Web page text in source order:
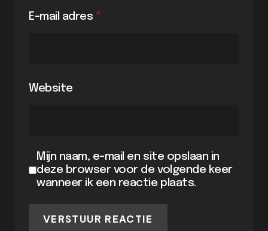
E-mail adres *
Website
Mijn naam, e-mail en site opslaan in
deze browser voor de volgende keer
wanneer ik een reactie plaats.
VERSTUUR REACTIE